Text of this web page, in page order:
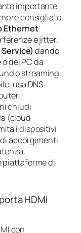
importante
consigliato
Ethernet
e jitter.
dando
del PC da
o streaming
usa DNS
chiudi
(cloud
i dispositivi
accorgimenti
piattaforme di
HDMI
con